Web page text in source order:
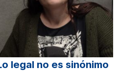
legal no es sinónimo